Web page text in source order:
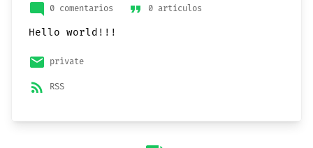
mode_comment 0 comentarios format_quote 0 artículos
Hello world!!!
email private
rss_feed RSS